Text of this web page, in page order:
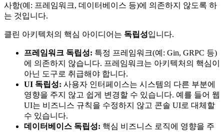
사항(예: 프레임워크, 데이터베이스 등)에 의존하지 않도록 하
는 것입니다.
클린 아키텍처의 핵심 아이디어는 독립성입니다.
프레임워크 독립성: 특정 프레임워크(예: Gin, GRPC 등)
에 의존하지 않습니다. 프레임워크는 아키텍처의 핵심이
아닌 도구로 취급해야 합니다.
UI 독립성: 사용자 인터페이스는 시스템의 다른 부분에
영향을 주지 않고 쉽게 변경할 수 있습니다. 예를 들어 웹
UI는 비즈니스 규칙을 수정하지 않고 콘솔 UI로 대체할
수 있습니다.
데이터베이스 독립성: 핵심 비즈니스 로직에 영향을 주